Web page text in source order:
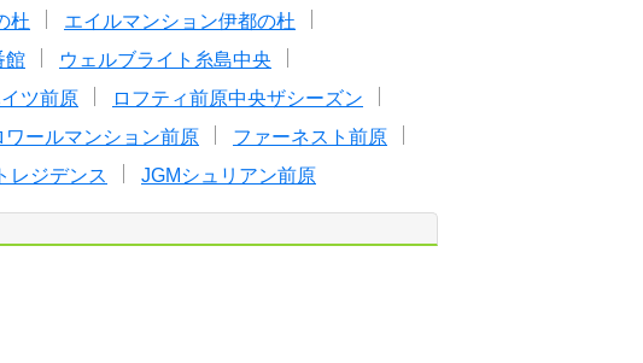
杜
エイルマンション伊都の杜
館
ウェルブライト糸島中央
ツ前原
ロフティ前原中央ザシーズン
ワールマンション前原
ファーネスト前原
レジデンス JGMシュリアン前原